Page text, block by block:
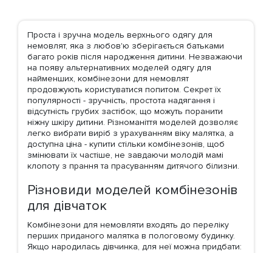
Проста і зручна модель верхнього одягу для
немовлят, яка з любов'ю зберігається батьками
багато років після народження дитини. Незважаючи
на появу альтернативних моделей одягу для
найменших, комбінезони для немовлят
продовжують користуватися попитом. Секрет їх
популярності - зручність, простота надягання і
відсутність грубих застібок, що можуть поранити
ніжну шкіру дитини. Різноманіття моделей дозволяє
легко вибрати виріб з урахуванням віку малятка, а
доступна ціна - купити стільки комбінезонів, щоб
змінювати їх частіше, не завдаючи молодій мамі
клопоту з прання та прасуванням дитячого білизни.
Різновиди моделей комбінезонів
для дівчаток
Комбінезони для немовляти входять до переліку
перших приданого малятка в пологовому будинку.
Якщо народилась дівчинка, для неї можна придбати: